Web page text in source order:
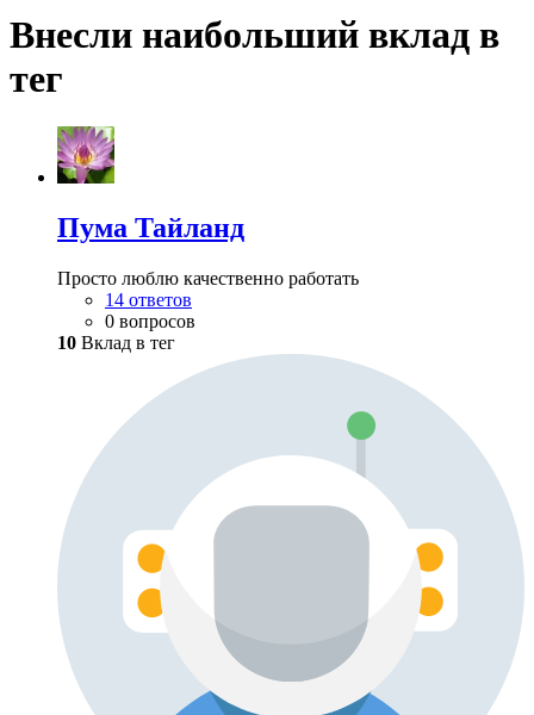
Внесли наибольший вклад в
тег
Пума Тайланд
Просто люблю качественно работать
14 ответов
0 вопросов
10 Вклад в тег